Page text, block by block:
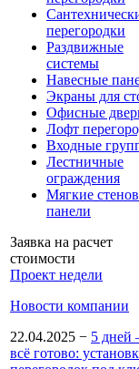
перегородки
Раздвижные
системы
Навесные
Экраны для
Офисные
Лофт
Входные
Лестничные
ограждения
Мягкие
панели
Заявка на расчет
стоимости
Проект недели
Новости компании
22.04.2025 − 5
всё готово: